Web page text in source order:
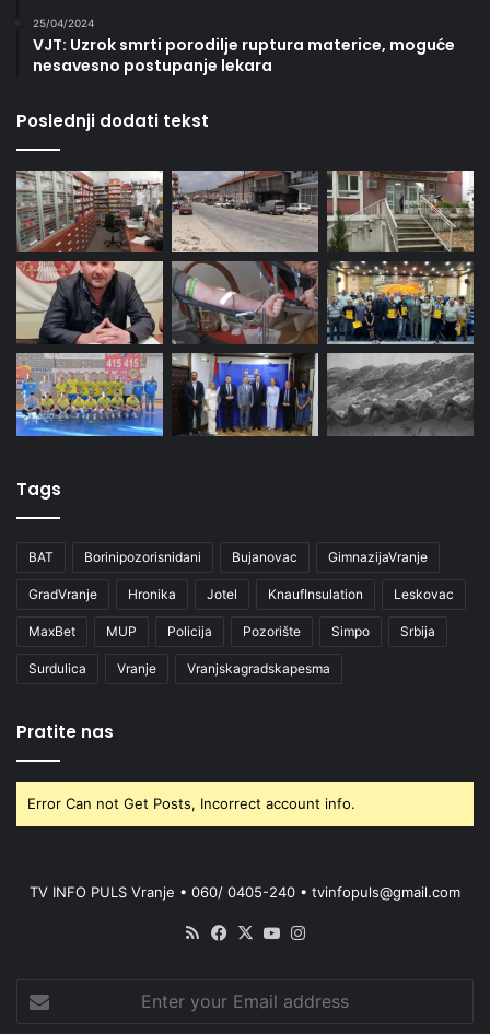
25/04/2024
VJT: Uzrok smrti porodilje ruptura materice, moguće
nesavesno postupanje lekara
Poslednji dodati tekst
Tags
BAT Borinipozorisnidani Bujanovac GimnazijaVranje
GradVranje Hronika Jotel KnaufInsulation Leskovac
MaxBet MUP Policija Pozorište Simpo Srbija
Surdulica Vranje Vranjskagradskapesma
Pratite nas
Error Can not Get Posts, Incorrect account info.
TV INFO PULS Vranje • 060/ 0405-240 • tvinfopuls@gmail.com
RSS Facebook
X YouTube
your